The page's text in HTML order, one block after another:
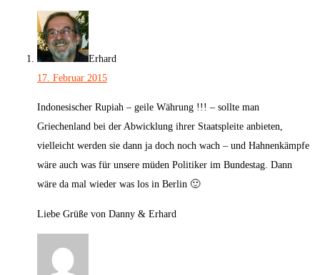
Erhard
17. Februar 2015
Indonesischer Rupiah – geile Währung !!! – sollte man
Griechenland bei der Abwicklung ihrer Staatspleite anbieten,
vielleicht werden sie dann ja doch noch wach – und Hahnenkämpfe
wäre auch was für unsere müden Politiker im Bundestag. Dann
wäre da mal wieder was los in Berlin 🙂
Liebe Grüße von Danny & Erhard